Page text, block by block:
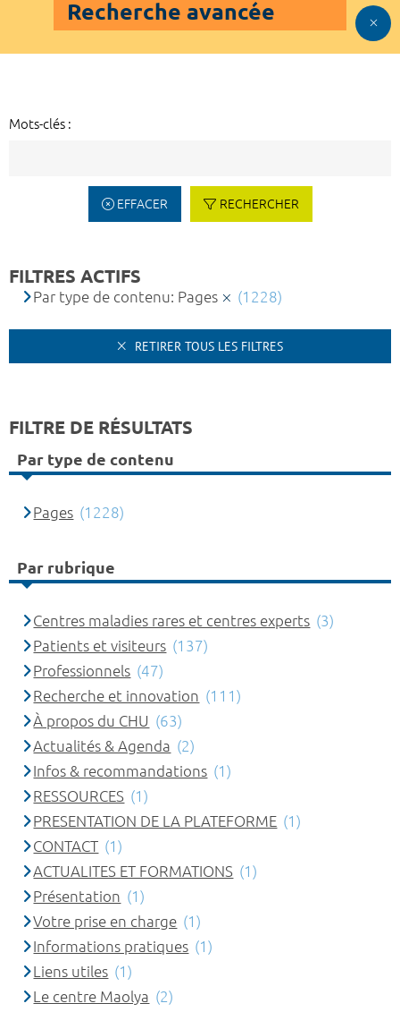
Recherche avancée
Mots-clés :
EFFACER RECHERCHER
FILTRES ACTIFS
Par type de contenu: Pages (1228)
RETIRER TOUS LES FILTRES
FILTRE DE RÉSULTATS
Par type de contenu
Pages (1228)
Par rubrique
Centres maladies rares et centres experts (3)
Patients et visiteurs (137)
Professionnels (47)
Recherche et innovation (111)
À propos du CHU (63)
Actualités & Agenda (2)
Infos & recommandations (1)
RESSOURCES (1)
PRESENTATION DE LA PLATEFORME (1)
CONTACT (1)
ACTUALITES ET FORMATIONS (1)
Présentation (1)
Votre prise en charge (1)
Informations pratiques (1)
Liens utiles (1)
Le centre Maolya (2)